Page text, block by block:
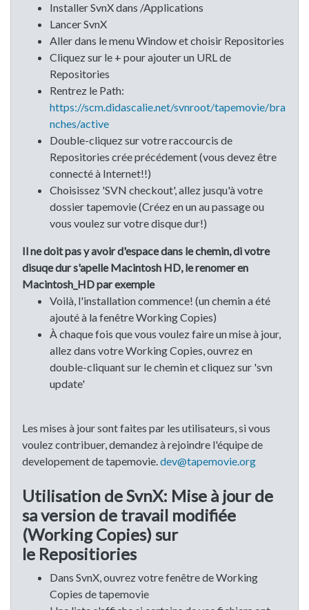
Installer SvnX dans /Applications
Lancer SvnX
Aller dans le menu Window et choisir Repositories
Cliquez sur le + pour ajouter un URL de
Repositories
Rentrez le Path:
https://scm.didascalie.net/svnroot/tapemovie/bra
nches/active
Double-cliquez sur votre raccourcis de
Repositories crée précédement (vous devez être
connecté à Internet!!)
Choisissez 'SVN checkout', allez jusqu'à votre
dossier tapemovie (Créez en un au passage ou
vous voulez sur votre disque dur!)
Il ne doit pas y avoir d'espace dans le chemin, di votre
disuqe dur s'apelle Macintosh HD, le renomer en
Macintosh_HD par exemple
Voilà, l'installation commence! (un chemin a été
ajouté à la fenêtre Working Copies)
À chaque fois que vous voulez faire un mise à jour,
allez dans votre Working Copies, ouvrez en
double-cliquant sur le chemin et cliquez sur 'svn
update'
Les mises à jour sont faites par les utilisateurs, si vous
voulez contribuer, demandez à rejoindre l'équipe de
developement de tapemovie.dev@tapemovie.org
Utilisation de SvnX: Mise à jour de
sa version de travail modifiée
(Working Copies) sur
le Repositiories
Dans SvnX, ouvrez votre fenêtre de Working
Copies de tapemovie